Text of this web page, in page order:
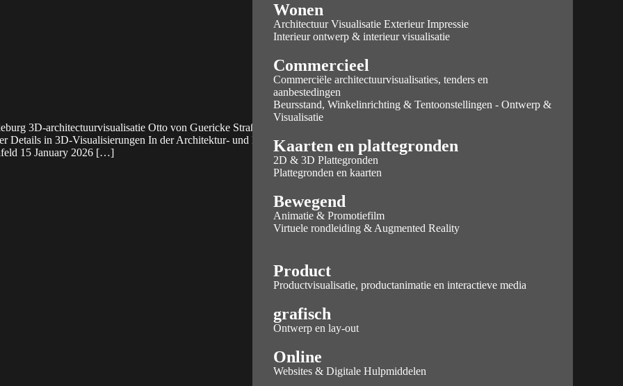
Wonen
Architectuur Visualisatie Exterieur Impressie
Interieur ontwerp & interieur visualisatie
Commercieel
Commerciële architectuurvisualisaties, tenders en
aanbestedingen
Beursstand, Winkelinrichting & Tentoonstellingen - Ontwerp &
Visualisatie
Kaarten en plattegronden
2D & 3D Plattegronden
Plattegronden en kaarten
Bewegend
Animatie & Promotiefilm
Virtuele rondleiding & Augmented Reality
Product
Productvisualisatie, productanimatie en interactieve media
grafisch
Ontwerp en lay-out
Online
Websites & Digitale Hulpmiddelen
3D-architectuurvisualisatie Otto von Guericke Straße Magdeburg weitere News & Projekte Material & Textur: Die
in 3D-Visualisierungen In der Architektur- und Designvisualisierung sind es oft die kleinen Details, Read More
15 January 2026 […]